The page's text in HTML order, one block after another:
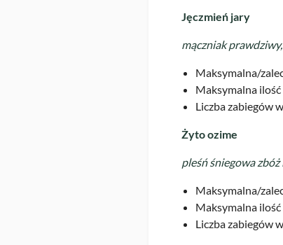
Jęczmień jary
mączniak
Maksymalna/
Maksymalna
Liczba zabiegów
Żyto ozime
pleśń śniegowa
Maksymalna/
Maksymalna
Liczba zabiegów